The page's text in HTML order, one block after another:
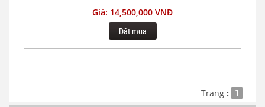
Giá: 14,500,000 VNĐ
Đặt mua
Trang : 1